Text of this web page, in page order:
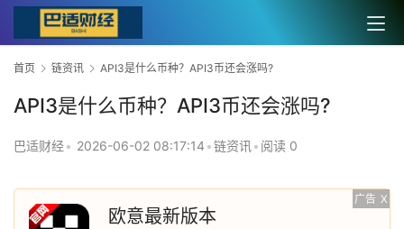
首页 链资讯 API3是什么币种？API3币还会涨吗?
API3是什么币种？API3币还会涨吗?
巴适财经• 2026-06-02 08:17:14 •链资讯 • 阅读 0
广告 X
欧意最新版本